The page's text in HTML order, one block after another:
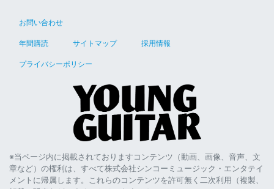
お問い合わせ
年間購読 サイトマップ 採用情報
プライバシーポリシー
※当ページ内に掲載されておりますコンテンツ（動画、画像、音声、文
章など）の権利は、すべて株式会社シンコーミュージック・エンタテイ
メントに帰属します。これらのコンテンツを許可無く二次利用（複製、